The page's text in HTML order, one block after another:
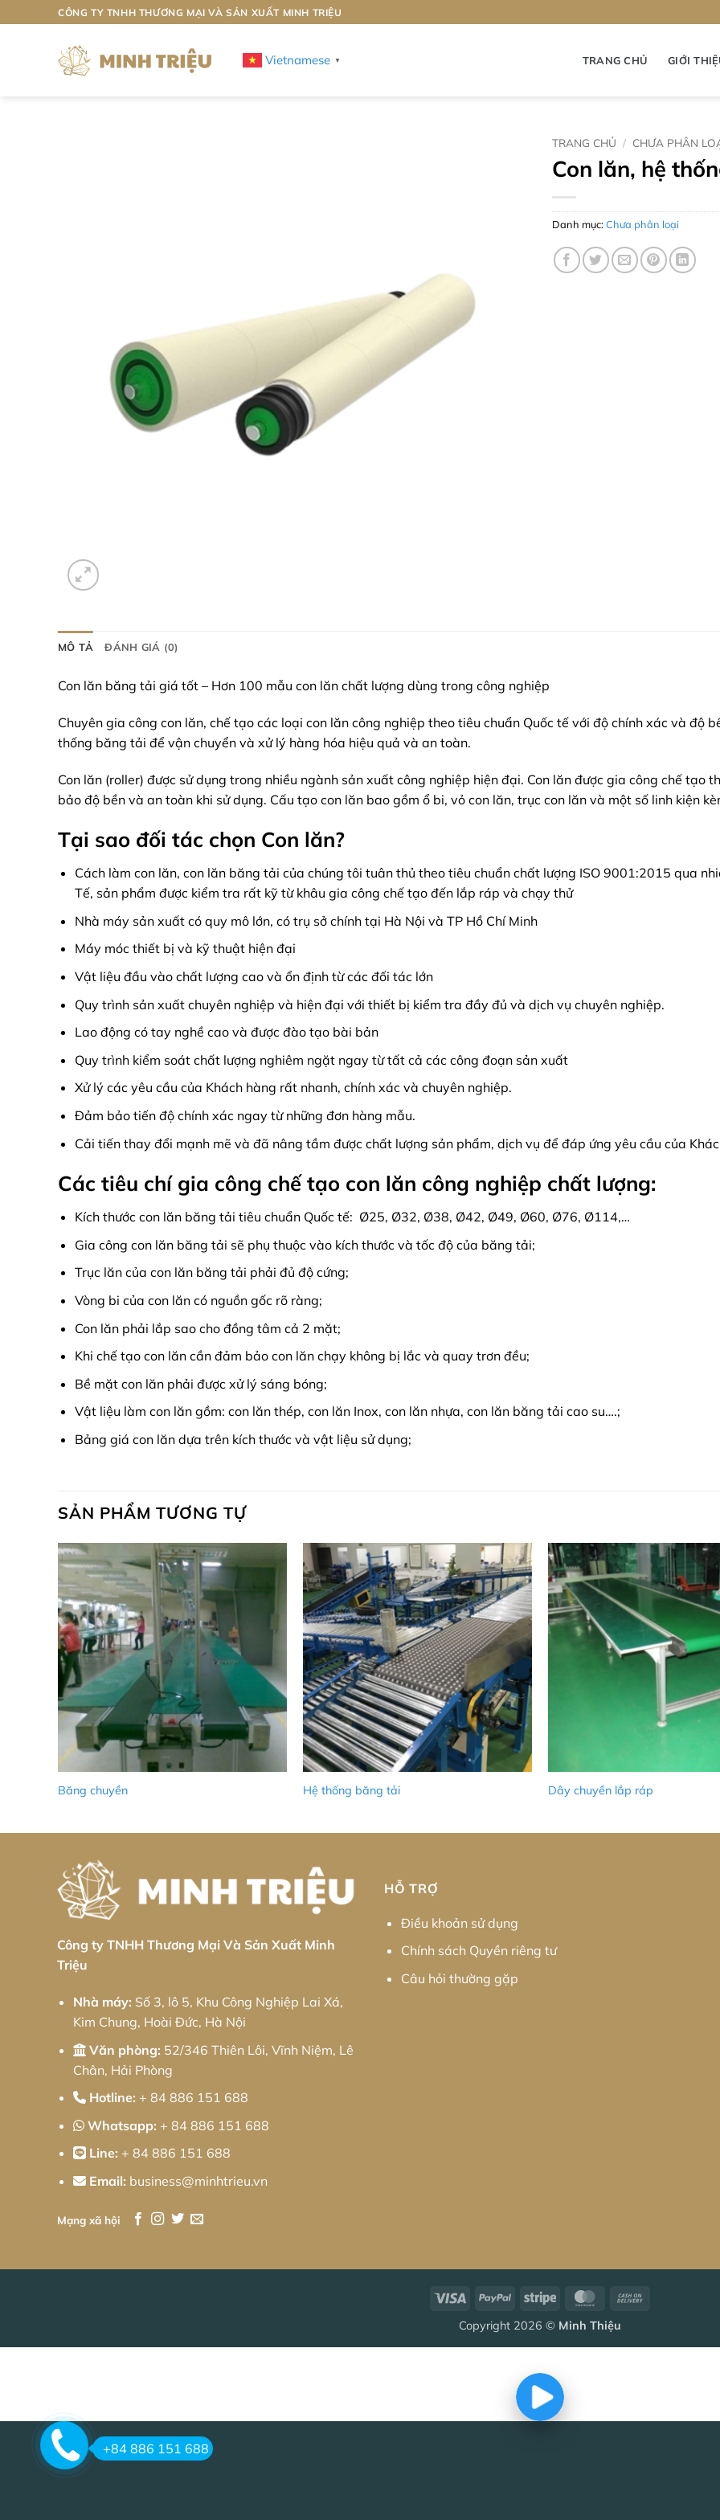
qua
CÔNG TY TNHH THƯƠNG MẠI VÀ SẢN XUẤT MINH TRIỆU
Vietnamese ▼ TRANG CHỦ GIỚI
TRANG CHỦ / CHƯA PHÂN
Con lăn, hệ
Danh mục:Chưa phân loại
MÔ TẢ ĐÁNH GIÁ (0)
Con lăn băng tải giá tốt – Hơn 100 mẫu con lăn chất lượng dùng trong công nghiệp
Chuyên gia công con lăn, chế tạo các loại con lăn công nghiệp theo tiêu chuẩn Quốc tế với độ chính xác và độ
thống băng tải để vận chuyển và xử lý hàng hóa hiệu quả và an toàn.
Con lăn (roller) được sử dụng trong nhiều ngành sản xuất công nghiệp hiện đại. Con lăn được gia công chế tạo
bảo độ bền và an toàn khi sử dụng. Cấu tạo con lăn bao gồm ổ bi, vỏ con lăn, trục con lăn và một số linh kiện
Tại sao đối tác chọn Con lăn?
Cách làm con lăn, con lăn băng tải của chúng tôi tuân thủ theo tiêu chuẩn chất lượng ISO 9001:2015 qua
Tế, sản phẩm được kiểm tra rất kỹ từ khâu gia công chế tạo đến lắp ráp và chạy thử
Nhà máy sản xuất có quy mô lớn, có trụ sở chính tại Hà Nội và TP Hồ Chí Minh
Máy móc thiết bị và kỹ thuật hiện đại
Vật liệu đầu vào chất lượng cao và ổn định từ các đối tác lớn
Quy trình sản xuất chuyên nghiệp và hiện đại với thiết bị kiểm tra đầy đủ và dịch vụ chuyên nghiệp.
Lao động có tay nghề cao và được đào tạo bài bản
Quy trình kiểm soát chất lượng nghiêm ngặt ngay từ tất cả các công đoạn sản xuất
Xử lý các yêu cầu của Khách hàng rất nhanh, chính xác và chuyên nghiệp.
Đảm bảo tiến độ chính xác ngay từ những đơn hàng mẫu.
Cải tiến thay đổi mạnh mẽ và đã nâng tầm được chất lượng sản phẩm, dịch vụ để đáp ứng yêu cầu của
Các tiêu chí gia công chế tạo con lăn công nghiệp chất lượng:
Kích thước con lăn băng tải tiêu chuẩn Quốc tế: Ø25, Ø32, Ø38, Ø42, Ø49, Ø60, Ø76, Ø114,…
Gia công con lăn băng tải sẽ phụ thuộc vào kích thước và tốc độ của băng tải;
Trục lăn của con lăn băng tải phải đủ độ cứng;
Vòng bi của con lăn có nguồn gốc rõ ràng;
Con lăn phải lắp sao cho đồng tâm cả 2 mặt;
Khi chế tạo con lăn cần đảm bảo con lăn chạy không bị lắc và quay trơn đều;
Bề mặt con lăn phải được xử lý sáng bóng;
Vật liệu làm con lăn gồm: con lăn thép, con lăn Inox, con lăn nhựa, con lăn băng tải cao su….;
Bảng giá con lăn dựa trên kích thước và vật liệu sử dụng;
SẢN PHẨM TƯƠNG TỰ
Băng chuyền Hệ thống băng tải Dây chuyền lắp ráp
Công ty TNHH Thương Mại Và Sản Xuất Minh
Triệu
Nhà máy: Số 3, lô 5, Khu Công Nghiệp Lai Xá,
Kim Chung, Hoài Đức, Hà Nội
Văn phòng: 52/346 Thiên Lôi, Vĩnh Niệm, Lê
Chân, Hải Phòng
Hotline: + 84 886 151 688
Whatsapp: + 84 886 151 688
Line: + 84 886 151 688
Email: business@minhtrieu.vn
Mạng xã hội
HỖ TRỢ
Điều khoản sử dụng
Chính sách Quyền riêng tư
Câu hỏi thường gặp
Visa PayPal Stripe MasterCard
Copyright 2026 © Minh Thiệu
+84 886 151 688